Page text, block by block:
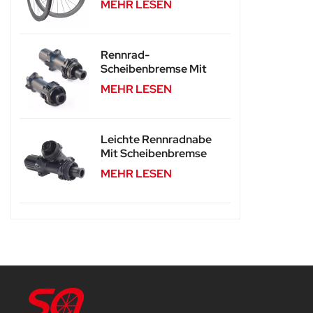
Scheibenbremsen SA-
MEHR LESEN
Rennrad-
Scheibenbremse Mit
Zentralverschlussnabe,
Langlebig, SA-RD02
MEHR LESEN
Leichte Rennradnabe
Mit Scheibenbremse
Und Centerlock-
Funktion SA-RD02SL
MEHR LESEN